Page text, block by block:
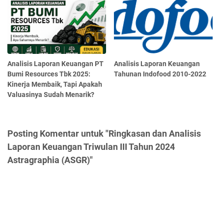
Analisis Laporan Keuangan PT
Bumi Resources Tbk 2025:
Kinerja Membaik, Tapi Apakah
Valuasinya Sudah Menarik?
Analisis Laporan Keuangan
Tahunan Indofood 2010-2022
Posting Komentar untuk "Ringkasan dan Analisis
Laporan Keuangan Triwulan III Tahun 2024
Astragraphia (ASGR)"